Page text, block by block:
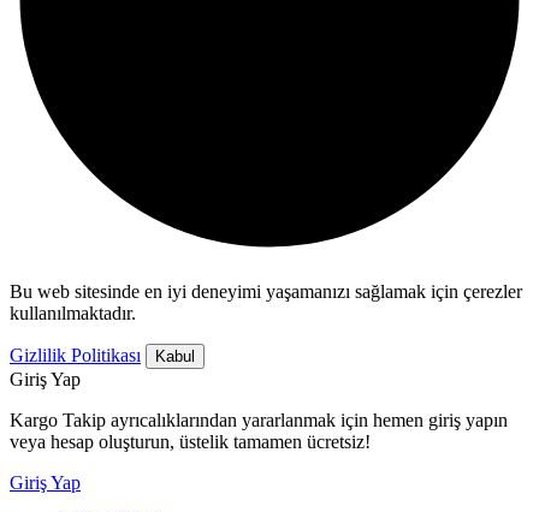
Bu web sitesinde en iyi deneyimi yaşamanızı sağlamak için çerezler
kullanılmaktadır.
Gizlilik Politikası Kabul
Giriş Yap
Kargo Takip ayrıcalıklarından yararlanmak için hemen giriş yapın
veya hesap oluşturun, üstelik tamamen ücretsiz!
Giriş Yap